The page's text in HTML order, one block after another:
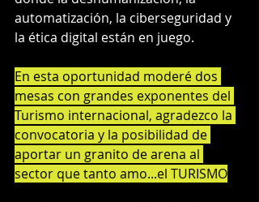
automatización, la ciberseguridad y
la ética digital están en juego.
En esta oportunidad moderé dos
mesas con grandes exponentes del
Turismo internacional, agradezco la
convocatoria y la posibilidad de
aportar un granito de arena al
sector que tanto amo...el TURISMO